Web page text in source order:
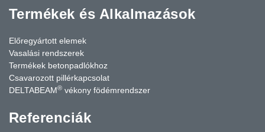
Termékek és Alkalmazások
Előregyártott elemek
Vasalási rendszerek
Termékek betonpadlókhoz
Csavarozott pillérkapcsolat
DELTABEAM® vékony födémrendszer
Referenciák